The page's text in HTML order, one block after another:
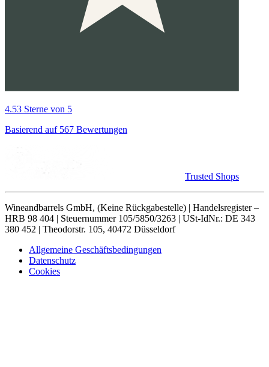
4.53 Sterne von 5
Basierend auf 567 Bewertungen
Trusted Shops
Wineandbarrels GmbH, (Keine Rückgabestelle) | Handelsregister –
HRB 98 404 | Steuernummer 105/5850/3263 | USt-IdNr.: DE 343
380 452 | Theodorstr. 105, 40472 Düsseldorf
Allgemeine Geschäftsbedingungen
Datenschutz
Cookies